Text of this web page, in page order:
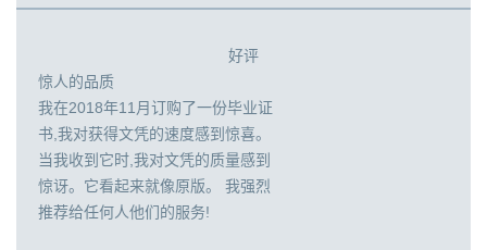
好评
惊人的品质
我在2018年11月订购了一份毕业证
书,我对获得文凭的速度感到惊喜。
当我收到它时,我对文凭的质量感到
惊讶。它看起来就像原版。 我强烈
推荐给任何人他们的服务!